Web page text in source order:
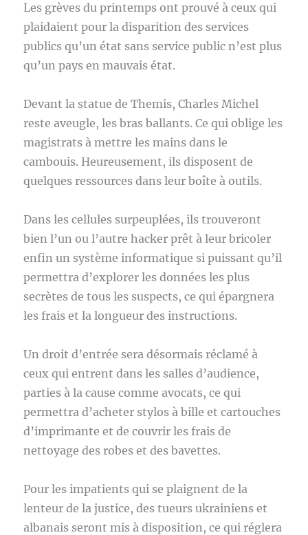
Les grèves du printemps ont prouvé à ceux qui
plaidaient pour la disparition des services
publics qu’un état sans service public n’est plus
qu’un pays en mauvais état.
Devant la statue de Themis, Charles Michel
reste aveugle, les bras ballants. Ce qui oblige les
magistrats à mettre les mains dans le
cambouis. Heureusement, ils disposent de
quelques ressources dans leur boîte à outils.
Dans les cellules surpeuplées, ils trouveront
bien l’un ou l’autre hacker prêt à leur bricoler
enfin un système informatique si puissant qu’il
permettra d’explorer les données les plus
secrètes de tous les suspects, ce qui épargnera
les frais et la longueur des instructions.
Un droit d’entrée sera désormais réclamé à
ceux qui entrent dans les salles d’audience,
parties à la cause comme avocats, ce qui
permettra d’acheter stylos à bille et cartouches
d’imprimante et de couvrir les frais de
nettoyage des robes et des bavettes.
Pour les impatients qui se plaignent de la
lenteur de la justice, des tueurs ukrainiens et
albanais seront mis à disposition, ce qui réglera